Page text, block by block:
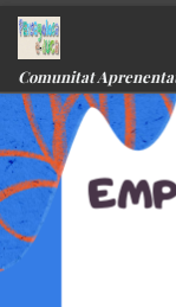
Skip to content
Comunitat